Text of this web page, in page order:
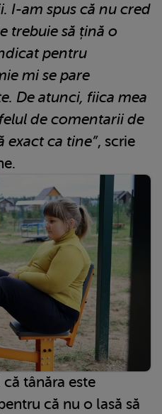
I-am spus că nu cred
trebuie să țină o
pentru
mi se pare
De atunci, fiica mea
de comentarii de
exact ca tine”, scrie
tânăra este
că nu o lasă să